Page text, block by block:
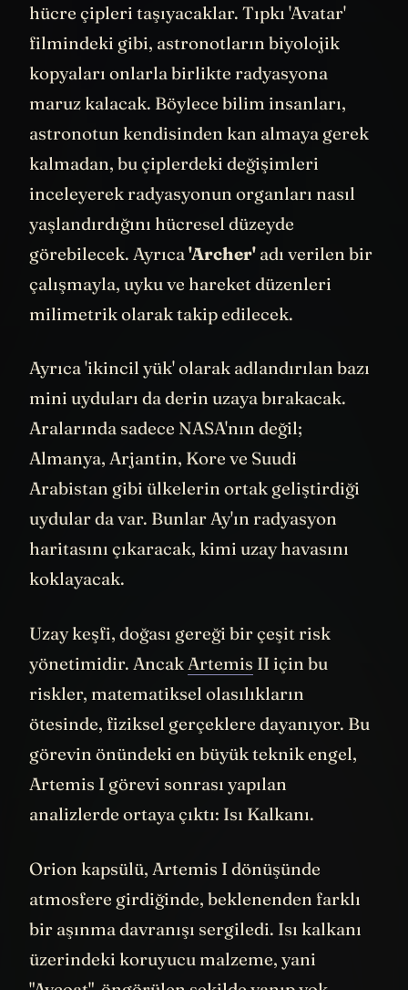
kalp, kas ve sinir dokusu taklidi yapan canlı
hücre çipleri taşıyacaklar. Tıpkı 'Avatar'
filmindeki gibi, astronotların biyolojik
kopyaları onlarla birlikte radyasyona
maruz kalacak. Böylece bilim insanları,
astronotun kendisinden kan almaya gerek
kalmadan, bu çiplerdeki değişimleri
inceleyerek radyasyonun organları nasıl
yaşlandırdığını hücresel düzeyde
görebilecek. Ayrıca 'Archer'adı verilen bir
çalışmayla, uyku ve hareket düzenleri
Ayrıca 'ikincil yük' olarak adlandırılan bazı
mini uyduları da derin uzaya bırakacak.
Aralarında sadece NASA'nın değil;
Almanya, Arjantin, Kore ve Suudi
Arabistan gibi ülkelerin ortak geliştirdiği
uydular da var. Bunlar Ay'ın radyasyon
haritasını çıkaracak, kimi uzay havasını
Uzay keşfi, doğası gereği bir çeşit risk
yönetimidir. AncakArtemisII için bu
riskler, matematiksel olasılıkların
ötesinde, fiziksel gerçeklere dayanıyor. Bu
görevin önündeki en büyük teknik engel,
Artemis I görevi sonrası yapılan
Orion kapsülü, Artemis I dönüşünde
atmosfere girdiğinde, beklenenden farklı
bir aşınma davranışı sergiledi. Isı kalkanı